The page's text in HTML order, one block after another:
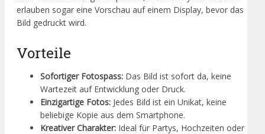
erlauben sogar eine Vorschau auf einem Display, bevor das
Bild gedruckt wird.
Vorteile
Sofortiger Fotospass: Das Bild ist sofort da, keine
Wartezeit auf Entwicklung oder Druck.
Einzigartige Fotos: Jedes Bild ist ein Unikat, keine
beliebige Kopie aus dem Smartphone.
Kreativer Charakter: Ideal für Partys, Hochzeiten oder